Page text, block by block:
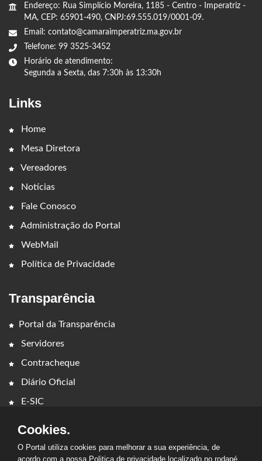
Endereço: Rua Simplício Moreira, 1185 - Centro - Imperatriz -
MA, CEP: 65901-490, CNPJ:69.555.019/0001-09.
Email: contato@camaraimperatriz.ma.gov.br
Telefone: 99 3525-3452
Horário de atendimento:
Segunda a Sexta, das 7:30h às 13:30h
Links
Home
Mesa Diretora
Vereadores
Notícias
Fale Conosco
Administração do Portal
WebMail
Política de Privacidade
Transparência
Portal da Transparência
Servidores
Contracheque
Diário Oficial
E-SIC
Cookies.
O Portal utiliza cookies para melhorar a sua experiência, de
acordo com a nossa Politica de privacidade localizado no rodapé